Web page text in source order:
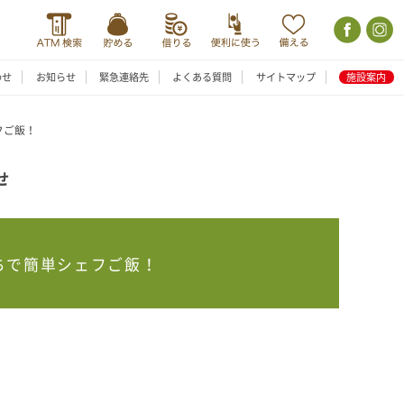
せ お知らせ 緊急連絡先 よくある質問 サイトマップ 施設案内
飯！
簡単シェフご飯！